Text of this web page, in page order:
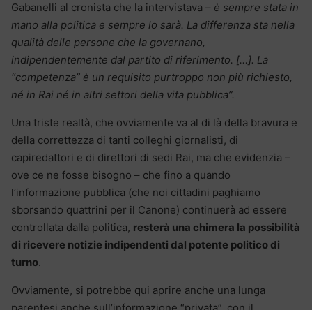
Gabanelli al cronista che la intervistava – è sempre stata in
mano alla politica e sempre lo sarà. La differenza sta nella
qualità delle persone che la governano,
indipendentemente dal partito di riferimento. […]. La
“competenza” è un requisito purtroppo non più richiesto,
né in Rai né in altri settori della vita pubblica”.
Una triste realtà, che ovviamente va al di là della bravura e
della correttezza di tanti colleghi giornalisti, di
capiredattori e di direttori di sedi Rai, ma che evidenzia –
ove ce ne fosse bisogno – che fino a quando
l’informazione pubblica (che noi cittadini paghiamo
sborsando quattrini per il Canone) continuerà ad essere
controllata dalla politica, resterà una chimera la possibilità
di ricevere notizie indipendenti dal potente politico di
turno.
Ovviamente, si potrebbe qui aprire anche una lunga